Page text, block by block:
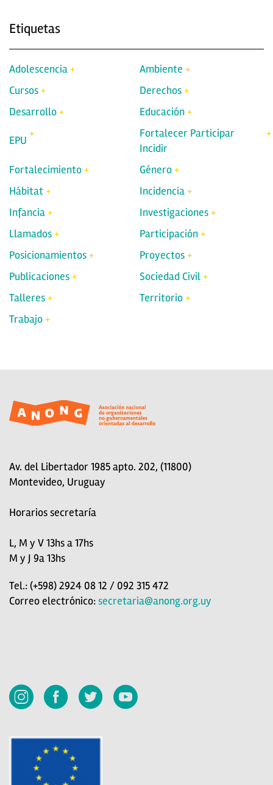
Etiquetas
Adolescencia
Ambiente
Cursos
Derechos
Desarrollo
Educación
EPU
Fortalecer Participar
Incidir
Fortalecimiento
Género
Hábitat
Incidencia
Infancia
Investigaciones
Llamados
Participación
Posicionamientos
Proyectos
Publicaciones
Sociedad Civil
Talleres
Territorio
Trabajo
Av. del Libertador 1985 apto. 202, (11800)
Montevideo, Uruguay
Horarios secretaría
L, M y V 13hs a 17hs
M y J 9a 13hs
Tel.: (+598) 2924 08 12 / 092 315 472
Correo electrónico:secretaria@anong.org.uy